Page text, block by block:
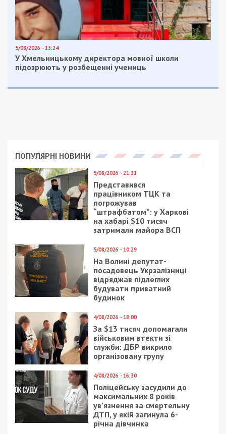
5/08/2026 - 13:24
У Хмельницькому директора мовної школи
підозрюють у розбещенні учениць
ПОПУЛЯРНІ НОВИНИ
5/08/2026 - 21:31
Представився
працівником ТЦК та
погрожував
“штрафбатом”: у Харкові
на хабарі $10 тисяч
затримали майора ВСП
5/08/2026 - 10:29
На Волині депутат-
посадовець Укрзалізниці
відряджав підлеглих
будувати приватний
будинок
4/08/2026 - 18:00
За $13 тисяч допомагали
військовим втекти зі
служби: ДБР викрило
організовану групу
4/08/2026 - 16:30
Поліцейську засудили до
максимальних 8 років
ув’язнення за смертельну
ДТП, у якій загинула 6-
річна дівчинка